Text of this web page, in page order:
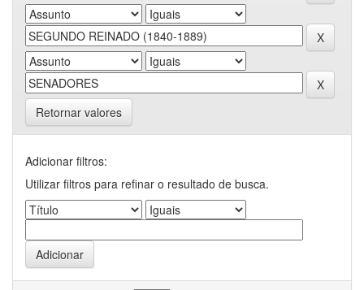
Retornar valores
Adicionar filtros:
Utilizar filtros para refinar o resultado de busca.